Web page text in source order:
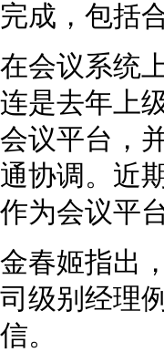
完成，包括
在会议系统
连是去年上
会议平台，
通协调。近
作为会议平台
金春姬指出
司级别经理
信。